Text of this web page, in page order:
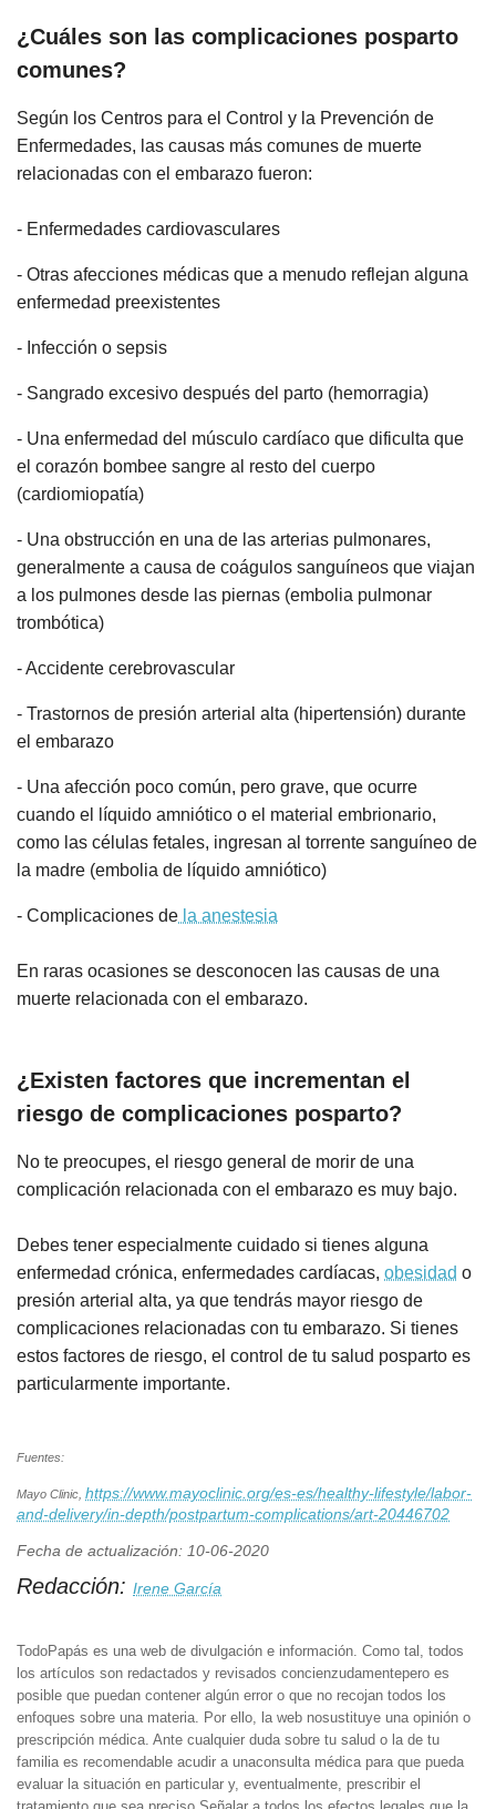
¿Cuáles son las complicaciones posparto
comunes?
Según los Centros para el Control y la Prevención de
Enfermedades, las causas más comunes de muerte
relacionadas con el embarazo fueron:
- Enfermedades cardiovasculares
- Otras afecciones médicas que a menudo reflejan alguna
enfermedad preexistentes
- Infección o sepsis
- Sangrado excesivo después del parto (hemorragia)
- Una enfermedad del músculo cardíaco que dificulta que
el corazón bombee sangre al resto del cuerpo
(cardiomiopatía)
- Una obstrucción en una de las arterias pulmonares,
generalmente a causa de coágulos sanguíneos que viajan
a los pulmones desde las piernas (embolia pulmonar
trombótica)
- Accidente cerebrovascular
- Trastornos de presión arterial alta (hipertensión) durante
el embarazo
- Una afección poco común, pero grave, que ocurre
cuando el líquido amniótico o el material embrionario,
como las células fetales, ingresan al torrente sanguíneo de
la madre (embolia de líquido amniótico)
- Complicaciones de la anestesia
En raras ocasiones se desconocen las causas de una
muerte relacionada con el embarazo.
¿Existen factores que incrementan el
riesgo de complicaciones posparto?
No te preocupes, el riesgo general de morir de una
complicación relacionada con el embarazo es muy bajo.
Debes tener especialmente cuidado si tienes alguna
enfermedad crónica, enfermedades cardíacas, obesidad o
presión arterial alta, ya que tendrás mayor riesgo de
complicaciones relacionadas con tu embarazo. Si tienes
estos factores de riesgo, el control de tu salud posparto es
particularmente importante.
Fuentes:
Mayo Clinic, https://www.mayoclinic.org/es-es/healthy-lifestyle/labor-
and-delivery/in-depth/postpartum-complications/art-20446702
Fecha de actualización: 10-06-2020
Redacción: Irene García
TodoPapás es una web de divulgación e información. Como tal, todos
los artículos son redactados y revisados concienzudamentepero es
posible que puedan contener algún error o que no recojan todos los
enfoques sobre una materia. Por ello, la web nosustituye una opinión o
prescripción médica. Ante cualquier duda sobre tu salud o la de tu
familia es recomendable acudir a unaconsulta médica para que pueda
evaluar la situación en particular y, eventualmente, prescribir el